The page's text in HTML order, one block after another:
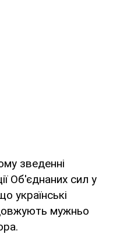
зведенні
Об'єднаних сил у
українські
мужньо